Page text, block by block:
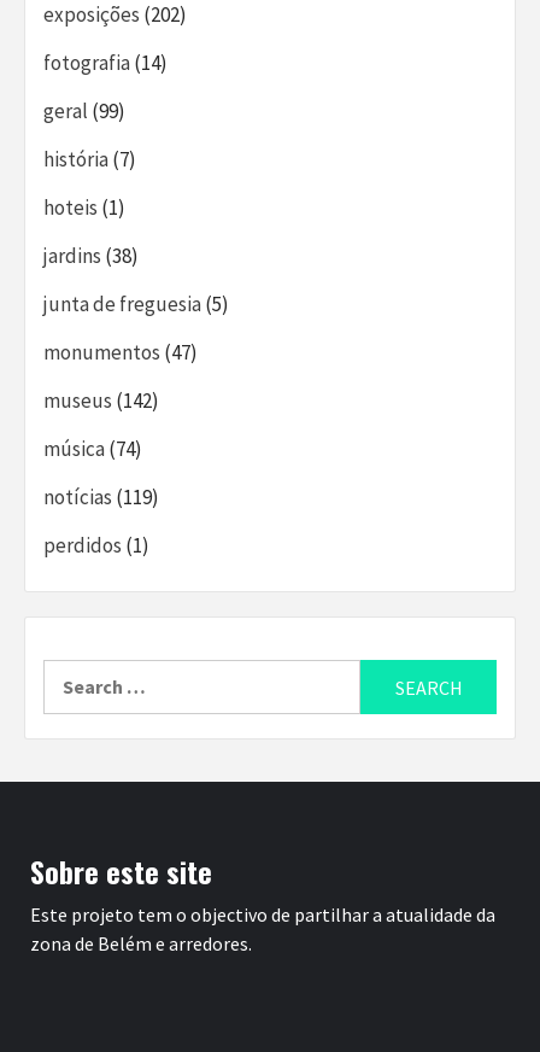
exposições (202)
fotografia(14)
geral (99)
história(7)
hoteis (1)
jardins (38)
junta de freguesia(5)
monumentos (47)
museus (142)
música(74)
notícias (119)
perdidos (1)
Sobre este site
Este projeto tem o objectivo de partilhar a atualidade da
zona de Belém e arredores.